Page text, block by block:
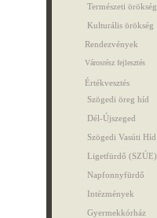
Természeti örökség
Kulturális örökség
Rendezvények
Városrész fejlesztés
Értékvesztés
Szögedi öreg híd
Dél-Újszeged
Szögedi Vasúti Híd
Ligetfürdő (SZÚE)
Napfonnyfürdő
Intézmények
Gyermekkórház